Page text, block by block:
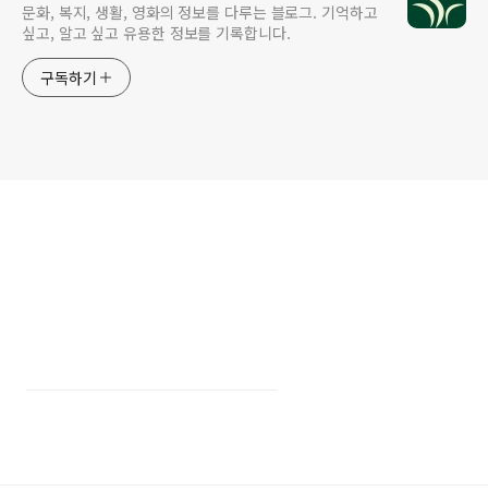
문화, 복지, 생활, 영화의 정보를 다루는 블로그. 기억하고
싶고, 알고 싶고 유용한 정보를 기록합니다.
구독하기